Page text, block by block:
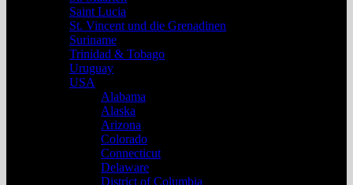
Saint Lucia
St. Vincent und die Grenadinen
Suriname
Trinidad & Tobago
Uruguay
USA
Alabama
Alaska
Arizona
Colorado
Connecticut
Delaware
District of Columbia